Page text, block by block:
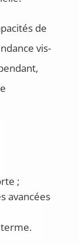
de
vis-
;
avancées